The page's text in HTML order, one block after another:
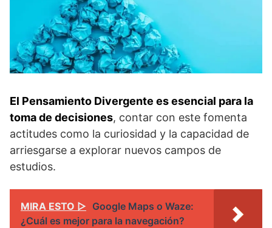
El Pensamiento Divergente es esencial para la
toma de decisiones, contar con este fomenta
actitudes como la curiosidad y la capacidad de
arriesgarse a explorar nuevos campos de
estudios.
MIRA ESTO ▷ Google Maps o Waze:
¿Cuál es mejor para la navegación?